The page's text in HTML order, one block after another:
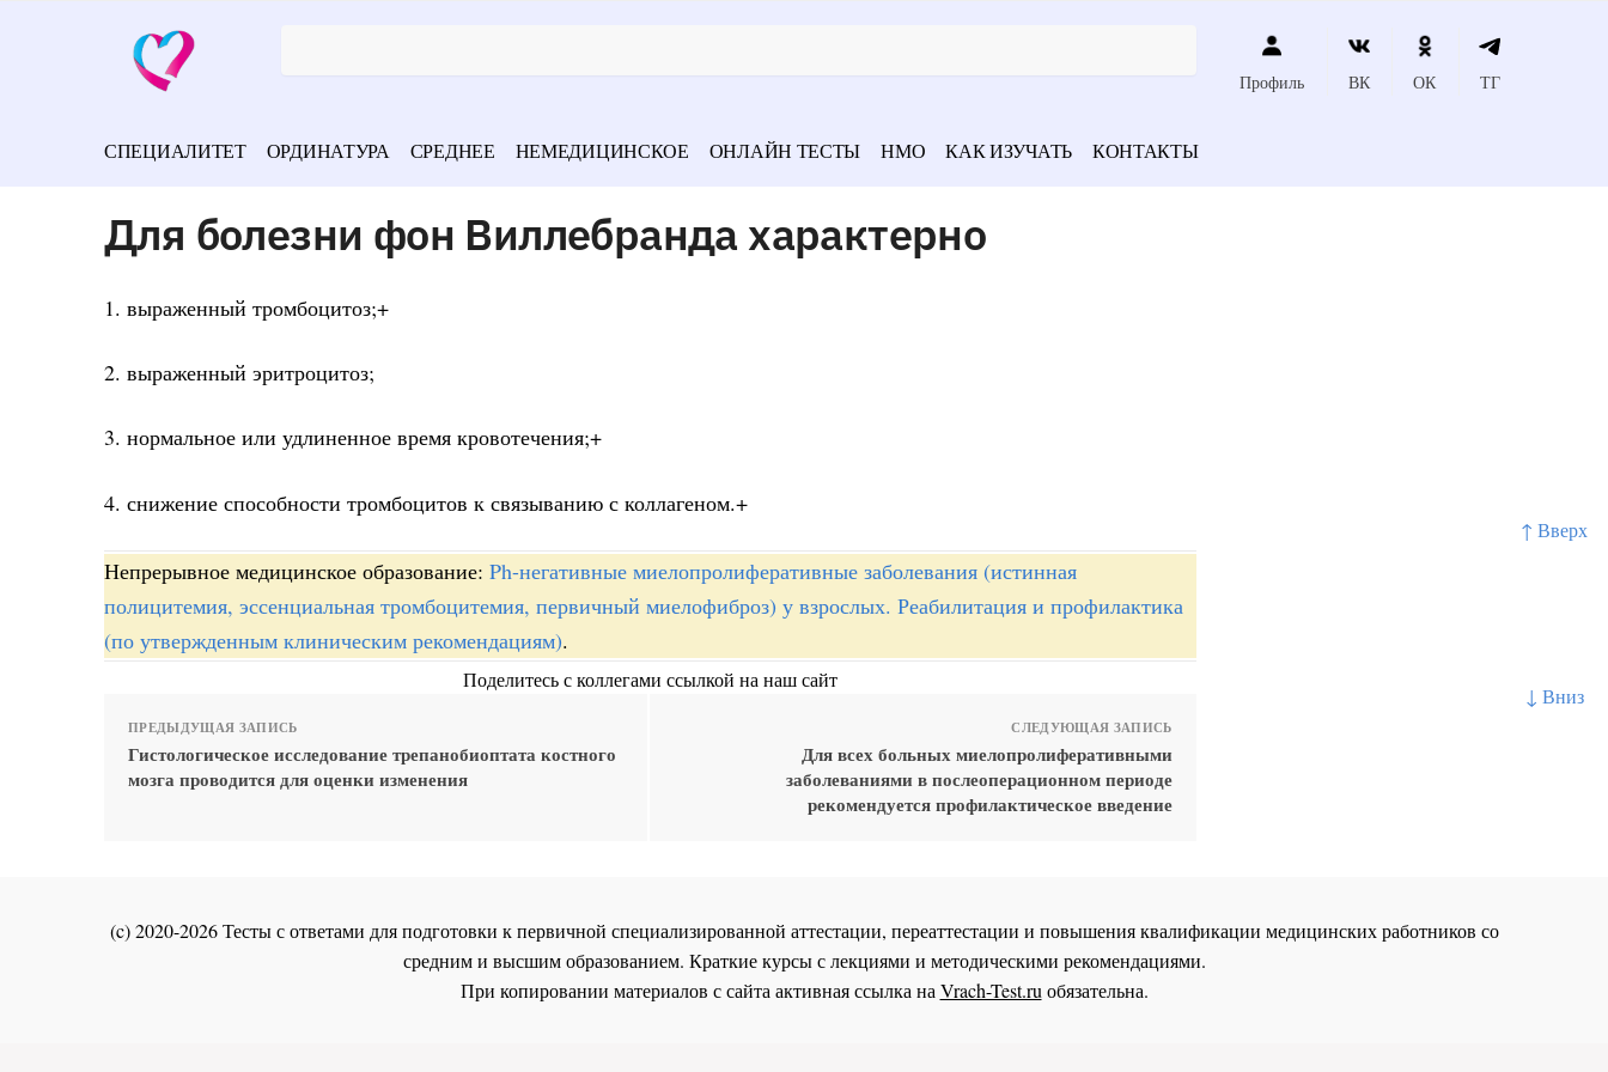
↑ Вверх
↓ Вниз
Профиль ВК ОК ТГ
СПЕЦИАЛИТЕТ ОРДИНАТУРА СРЕДНЕЕ НЕМЕДИЦИНСКОЕ ОНЛАЙН ТЕСТЫ НМО КАК ИЗУЧАТЬ КОНТАКТЫ
Для болезни фон Виллебранда характерно
1. выраженный тромбоцитоз;+
2. выраженный эритроцитоз;
3. нормальное или удлиненное время кровотечения;+
4. снижение способности тромбоцитов к связыванию с коллагеном.+
Непрерывное медицинское образование: Ph-негативные миелопролиферативные заболевания (истинная
полицитемия, эссенциальная тромбоцитемия, первичный миелофиброз) у взрослых. Реабилитация и профилактика
(по утвержденным клиническим рекомендациям).
Поделитесь с коллегами ссылкой на наш сайт
ПРЕДЫДУЩАЯ ЗАПИСЬ
Гистологическое исследование трепанобиоптата костного
мозга проводится для оценки изменения
СЛЕДУЮЩАЯ ЗАПИСЬ
Для всех больных миелопролиферативными
заболеваниями в послеоперационном периоде
рекомендуется профилактическое введение
(c) 2020-2026 Тесты с ответами для подготовки к первичной специализированной аттестации, переаттестации и повышения квалификации медицинских работников со
средним и высшим образованием. Краткие курсы с лекциями и методическими рекомендациями.
При копировании материалов с сайта активная ссылка наVrach-Test.ruобязательна.